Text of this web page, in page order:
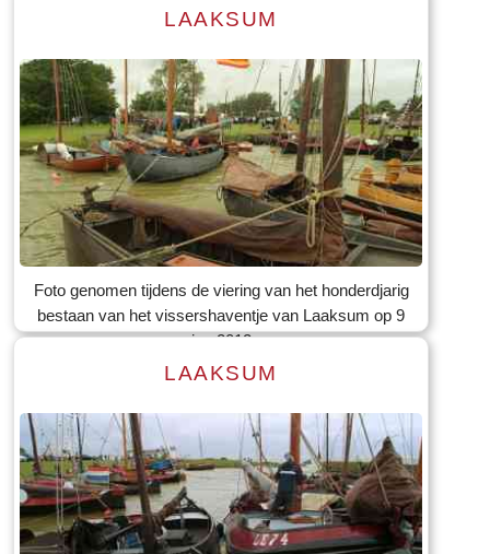
Lees meer
Tekst: © Foto: © Bauke Folkertsma
LAAKSUM
Foto genomen tijdens de viering van het honderdjarig
bestaan van het vissershaventje van Laaksum op 9
jun 2012
Lees meer
LAAKSUM